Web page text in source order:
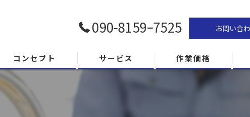
090-8159ｰ7525 お問い合
コンセプト サービス 作業価格